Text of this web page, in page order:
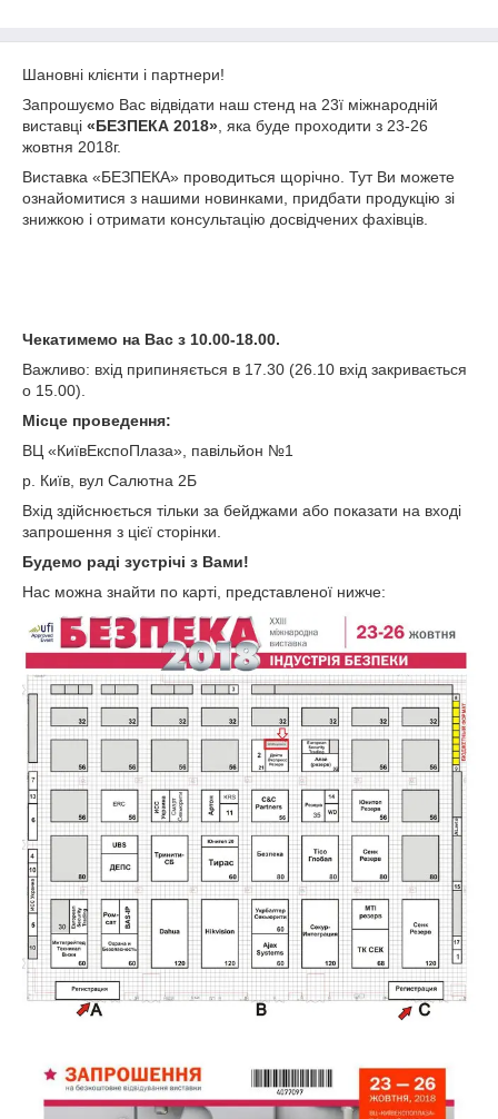
Шановні клієнти і партнери!
Запрошуємо Вас відвідати наш стенд на 23ї міжнародній
виставці «БЕЗПЕКА 2018» , яка буде проходити з 23-26
жовтня 2018г.
Виставка «БЕЗПЕКА» проводиться щорічно. Тут Ви можете
ознайомитися з нашими новинками, придбати продукцію зі
знижкою і отримати консультацію досвідчених фахівців.
Чекатимемо на Вас з 10.00-18.00.
Важливо: вхід припиняється в 17.30 (26.10 вхід закривається
о 15.00).
Місце проведення:
ВЦ «КиївЕкспоПлаза», павільйон №1
р. Київ, вул Салютна 2Б
Вхід здійснюється тільки за бейджами або показати на вході
запрошення з цієї сторінки.
Будемо раді зустрічі з Вами!
Нас можна знайти по карті, представленої нижче: